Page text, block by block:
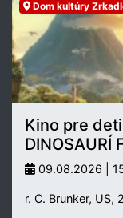
Dom kultúry
Kino pre
DINOSAURÍ
09.08.2026 |
r. C. Brunker,